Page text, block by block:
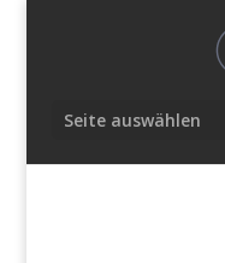
Seite auswählen